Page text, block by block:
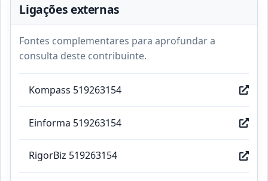
Ligações externas
Fontes complementares para aprofundar a
consulta deste contribuinte.
Kompass 519263154
Einforma 519263154
RigorBiz 519263154